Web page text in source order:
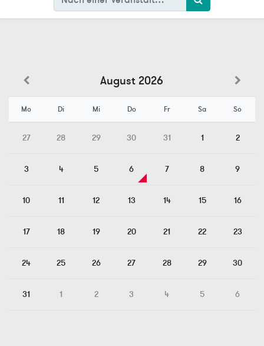
August 2026
Mo Di Mi Do Fr Sa So
27 28 29 30 31 1 2
3 4 5 6 7 8 9
10 11 12 13 14 15 16
17 18 19 20 21 22 23
24 25 26 27 28 29 30
31 1 2 3 4 5 6